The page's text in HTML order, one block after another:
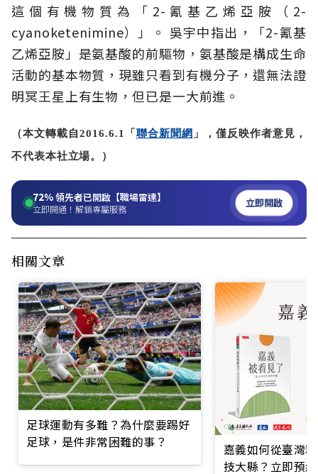
這個有機物質為「2-氰基乙烯亞胺（2-
cyanoketenimine）」。 吳宇中指出，「2-氰基
乙烯亞胺」是氨基酸的前驅物，氨基酸是構成生命
活動的基本物質，現雖只看到有機分子，還無法證
明冥王星上有生物，但已是一大前進。
（本文轉載自2016.6.1「 聯合新聞網 」，僅反映作者意見，
不代表本社立場。）
72%領先者已開啟【職場雷達】
立即開通！解鎖專屬服務 立即開啟
相關文章
足球運動有多難？為什麼要踢好
足球，是件非常困難的事？
嘉義如何從臺灣
技大縣？立即預